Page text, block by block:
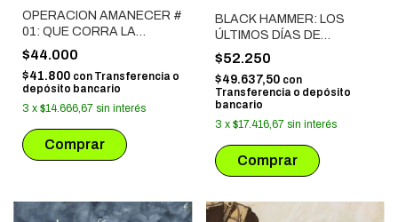
OPERACION AMANECER #
01: QUE CORRA LA
SANGRE
$44.000
$41.800 con Transferencia o
depósito bancario
3 x $14.666,67 sin interés
BLACK HAMMER: LOS
ÚLTIMOS DÍAS DE
MARTILLO NEGRO
$52.250
$49.637,50 con
Transferencia o depósito
bancario
3 x $17.416,67 sin interés